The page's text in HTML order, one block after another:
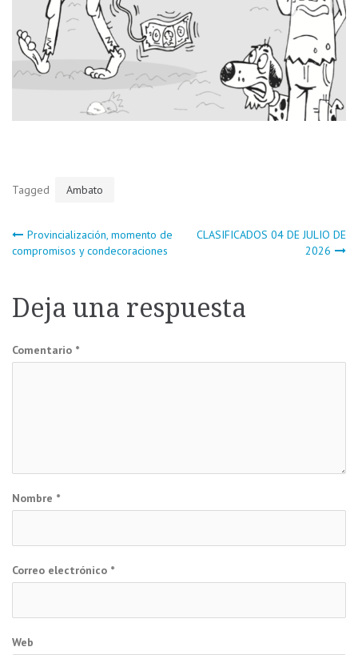
Tagged Ambato
Navegación
entradas
Provincialización, momento de
compromisos y condecoraciones
CLASIFICADOS 04 DE JULIO DE
2026
Deja una respuesta
Comentario *
Nombre *
Correo electrónico *
Web